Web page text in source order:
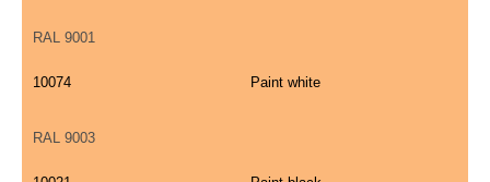
RAL 9001
10074 Paint white
RAL 9003